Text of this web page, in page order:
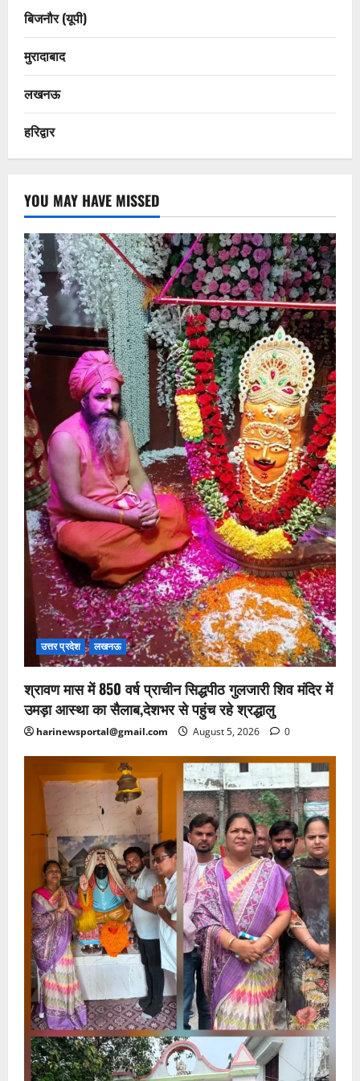
बिजनौर (यूपी)
मुरादाबाद
लखनऊ
हरिद्वार
YOU MAY HAVE MISSED
उत्तर प्रदेश लखनऊ
श्रावण मास में 850 वर्ष प्राचीन सिद्धपीठ गुलजारी शिव मंदिर में
उमड़ा आस्था का सैलाब,देशभर से पहुंच रहे श्रद्धालु
harinewsportal@gmail.com August 5, 2026 0